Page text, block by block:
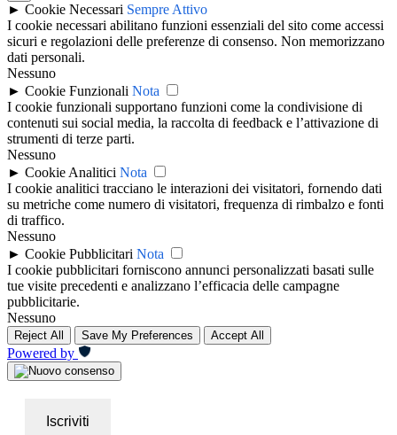
► Cookie Necessari Sempre Attivo
I cookie necessari abilitano funzioni essenziali del sito come accessi
sicuri e regolazioni delle preferenze di consenso. Non memorizzano
dati personali.
Nessuno
► Cookie Funzionali Nota
I cookie funzionali supportano funzioni come la condivisione di
contenuti sui social media, la raccolta di feedback e l’attivazione di
strumenti di terze parti.
Nessuno
► Cookie Analitici Nota
I cookie analitici tracciano le interazioni dei visitatori, fornendo dati
su metriche come numero di visitatori, frequenza di rimbalzo e fonti
di traffico.
Nessuno
► Cookie Pubblicitari Nota
I cookie pubblicitari forniscono annunci personalizzati basati sulle
tue visite precedenti e analizzano l’efficacia delle campagne
pubblicitarie.
Nessuno
Reject All Save My Preferences Accept All
Powered by
Iscriviti